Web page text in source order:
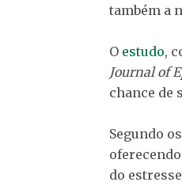
também a
O estudo,
Journal of
chance de
Segundo
do